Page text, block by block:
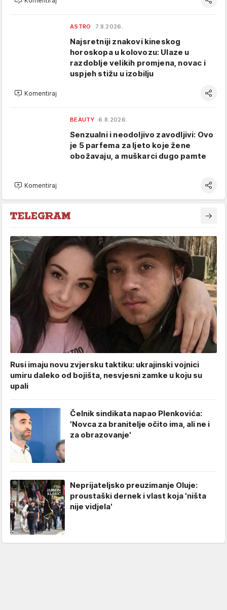
ASTRO 7.8.2026.
Najsretniji znakovi kineskog
horoskopa u kolovozu: Ulaze u
razdoblje velikih promjena, novac i
uspjeh stižu u izobilju
Komentiraj
BEAUTY 6.8.2026.
Senzualni i neodoljivo zavodljivi: Ovo
je 5 parfema za ljeto koje žene
obožavaju, a muškarci dugo pamte
Komentiraj
Rusi imaju novu zvjersku taktiku: ukrajinski vojnici
umiru daleko od bojišta, nesvjesni zamke u koju su
upali
Čelnik sindikata napao Plenkovića:
'Novca za branitelje očito ima, ali ne i
za obrazovanje'
Neprijateljsko preuzimanje Oluje:
proustaški dernek i vlast koja 'ništa
nije vidjela'